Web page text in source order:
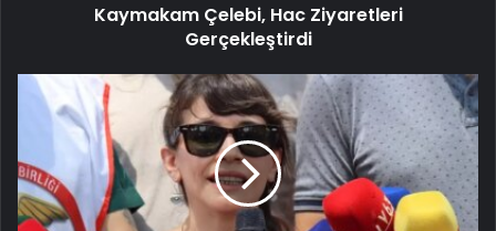
Kaymakam Çelebi, Hac Ziyaretleri
Gerçekleştirdi